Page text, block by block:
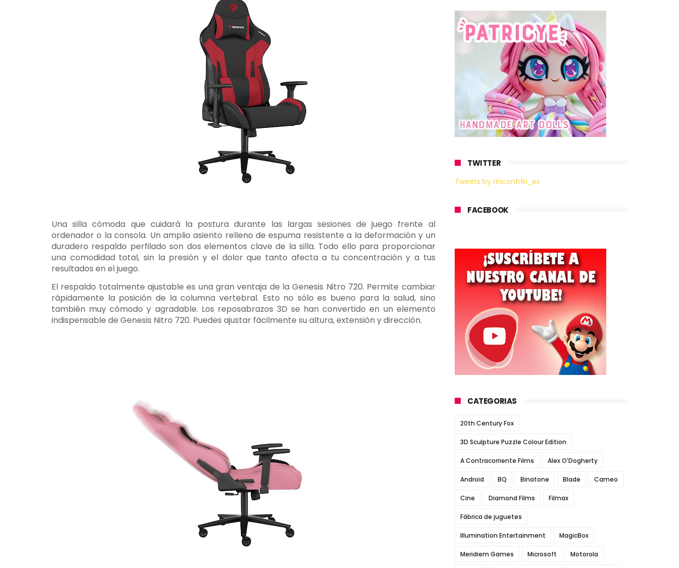
Una silla cómoda que cuidará la postura durante las largas sesiones de juego frente al
ordenador o la consola. Un amplio asiento relleno de espuma resistente a la deformación y un
duradero respaldo perfilado son dos elementos clave de la silla. Todo ello para proporcionar
una comodidad total, sin la presión y el dolor que tanto afecta a tu concentración y a tus
resultados en el juego.
El respaldo totalmente ajustable es una gran ventaja de la Genesis Nitro 720. Permite cambiar
rápidamente la posición de la columna vertebral. Esto no sólo es bueno para la salud, sino
también muy cómodo y agradable. Los reposabrazos 3D se han convertido en un elemento
indispensable de Genesis Nitro 720. Puedes ajustar fácilmente su altura, extensión y dirección.
TWITTER
Tweets by rinconfriki_es
FACEBOOK
CATEGORIAS
20th Century Fox
3D Sculpture Puzzle Colour Edition
A Contracorriente Films Alex O'Dogherty
Android BQ Binatone Blade Cameo
Cine Diamond Films Filmax
Fábrica de juguetes
Illumination Entertainment MagicBox
Meridiem Games Microsoft Motorola